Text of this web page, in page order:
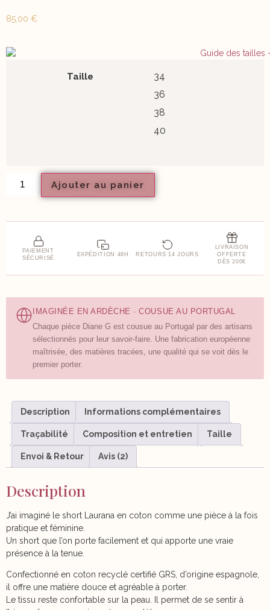
85,00 €
Taille
34
36
38
40
Ajouter au panier
PAIEMENT
SÉCURISÉ
EXPÉDITION 48H RETOURS 14 JOURS
LIVRAISON
OFFERTE
DÈS 200€
IMAGINÉE EN ARDÈCHE · COUSUE AU PORTUGAL
Chaque pièce Diane G est cousue au Portugal par des artisans
sélectionnés pour leur savoir-faire. Une fabrication européenne
maîtrisée, des matières tracées, une qualité qui se voit dès le
premier porter.
Description Informations complémentaires
Traçabilité Composition et entretien Taille
Envoi & Retour Avis (2)
Description
J’ai imaginé le short Laurana en coton comme une pièce à la fois
pratique et féminine.
Un short que l’on porte facilement et qui apporte une vraie
présence à la tenue.
Confectionné en coton recyclé certifié GRS, d’origine espagnole,
il offre une matière douce et agréable à porter.
Le tissu reste confortable sur la peau. Il permet de se sentir à